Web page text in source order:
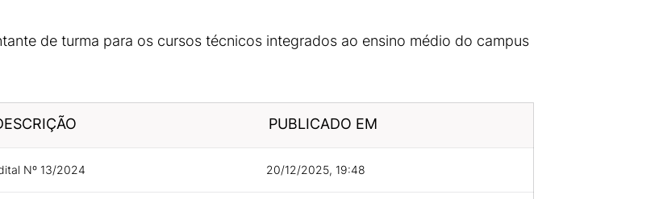
de turma para os cursos técnicos integrados ao ensino médio do campus
PUBLICADO EM
Nº 13/2024 20/12/2025, 19:48